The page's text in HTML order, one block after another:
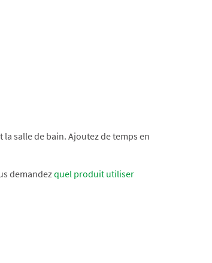
salle de bain. Ajoutez de temps en
demandezquel produit utiliser